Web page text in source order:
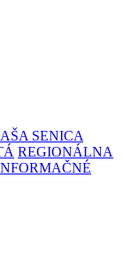
SENICA
REGIONÁLNA